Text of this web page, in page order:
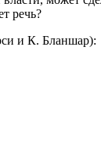
речь?
и К. Бланшар):